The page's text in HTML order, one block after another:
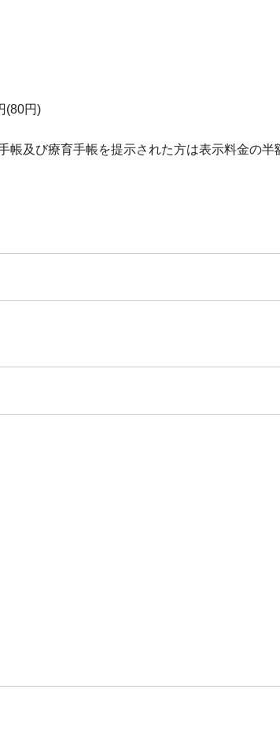
(80円)
及び療育手帳を提示された方は表示料金の半